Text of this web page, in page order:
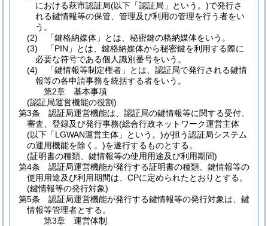
における萩市認証局(以下「認証局」という。)で発行さ
れる鍵情報等の保管、管理及び利用の管理を行う者をい
う。
(2)
「鍵格納媒体」とは、秘密鍵の格納媒体をいう。
(3)
「PIN」とは、鍵格納媒体から秘密鍵を利用する際に
必要な符号である個人識別番号をいう。
(4)
「鍵情報等制定権者」とは、認証局で発行される鍵情
報等の各申請事務を統括する者をいう。
第2章
基本事項
(認証局運営機能の役割)
第3条
認証局運営機能は、認証局の鍵情報等に関する受付、
審査、登録及び発行事務(総合行政ネットワーク運営主体
(以下「LGWAN運営主体」という。)が担う認証局システム
の運用機能を除く。)を遂行するものとする。
(証明書の種類、鍵情報等の使用用途及び利用期間)
第4条
認証局運営機能が発行する証明書の種類、鍵情報等の
使用用途及び利用期間は、CPに定められたとおりとする。
(鍵情報等の発行対象)
第5条
認証局運営機能が発行する鍵情報等の発行対象は、鍵
情報等管理者とする。
第3章
運営体制